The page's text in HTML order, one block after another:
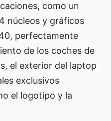
como un
núcleos y gráficos
perfectamente
de los coches de
el exterior del laptop
exclusivos
el logotipo y la